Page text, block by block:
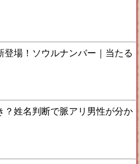
登場！ソウルナンバー｜当たる
？姓名判断で脈アリ男性が分か